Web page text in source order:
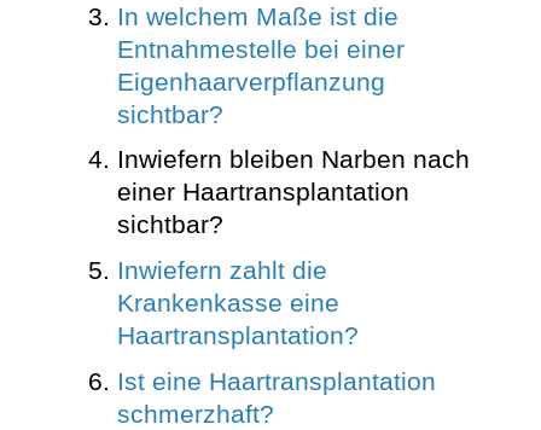
In welchem Maße ist die
Entnahmestelle bei einer
Eigenhaarverpflanzung
sichtbar?
Inwiefern bleiben Narben nach
einer Haartransplantation
sichtbar?
Inwiefern zahlt die
Krankenkasse eine
Haartransplantation?
Ist eine Haartransplantation
schmerzhaft?